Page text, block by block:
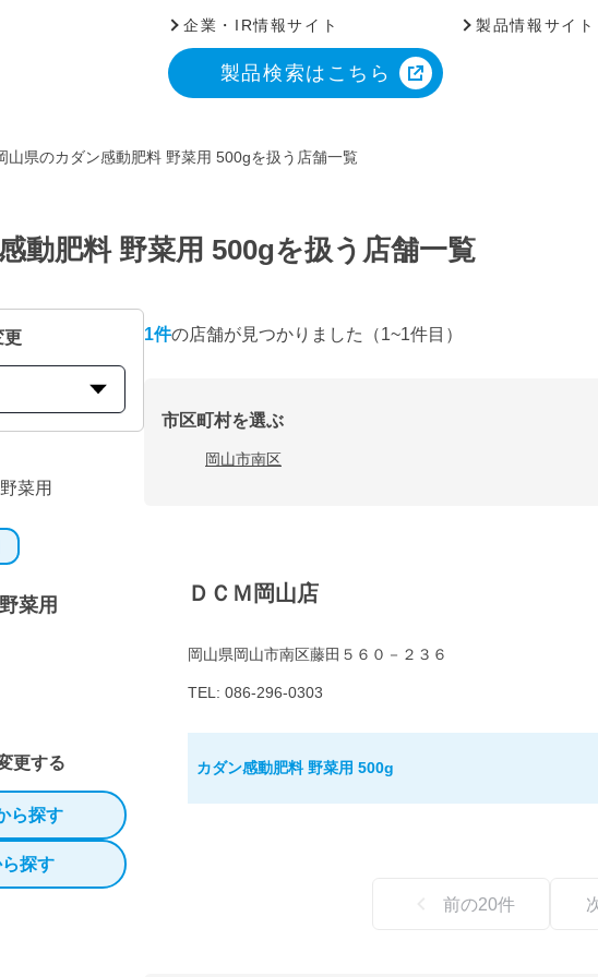
企業・IR情報サイト 製品情報サイト
製品検索はこちら
山県のカダン感動肥料 野菜用 500gを扱う店舗一覧
動肥料 野菜用 500gを扱う店舗一覧
更
菜用
更する
ら探す
探す
1件の店舗が見つかりました （1~1件目）
市区町村を選ぶ
岡山市南区
ＤＣＭ岡山店
岡山県岡山市南区藤田５６０－２３６
TEL: 086-296-0303
カダン感動肥料 野菜用 500g
前の20件